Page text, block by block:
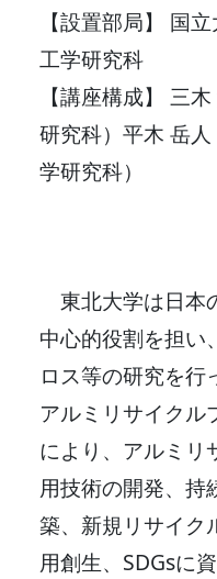
【設置部局】 国
工学研究科
【講座構成】 三
研究科）平木 岳
学研究科）
東北大学は日本
中心的役割を担い
ロス等の研究を行
アルミリサイクル
により、アルミリ
用技術の開発、持
築、新規リサイク
用創生、SDGsに